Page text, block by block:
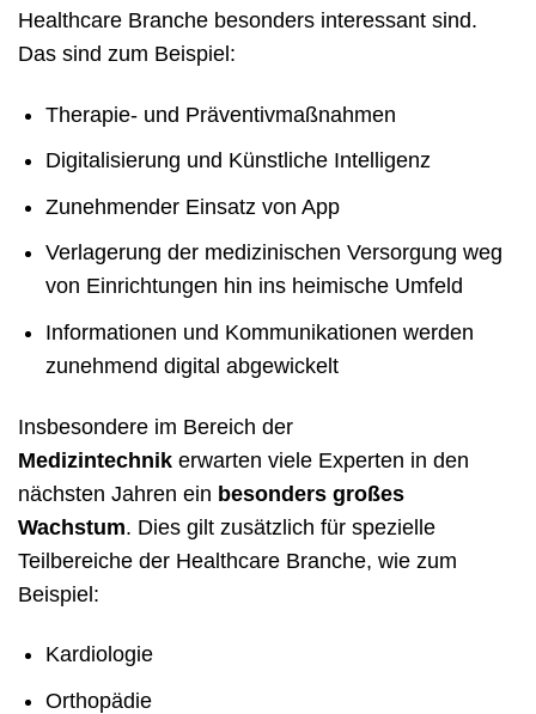
Healthcare Branche besonders interessant sind.
Das sind zum Beispiel:
Therapie- und Präventivmaßnahmen
Digitalisierung und Künstliche Intelligenz
Zunehmender Einsatz von App
Verlagerung der medizinischen Versorgung weg
von Einrichtungen hin ins heimische Umfeld
Informationen und Kommunikationen werden
zunehmend digital abgewickelt
Insbesondere im Bereich der
Medizintechnik erwarten viele Experten in den
nächsten Jahren ein besonders großes
Wachstum. Dies gilt zusätzlich für spezielle
Teilbereiche der Healthcare Branche, wie zum
Beispiel:
Kardiologie
Orthopädie